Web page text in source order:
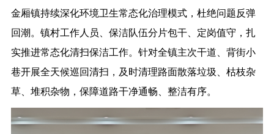
金厢镇持续深化环境卫生常态化治理模式，杜绝问题反弹
回潮。镇村工作人员、保洁队伍分片包干、定岗值守，扎
实推进常态化清扫保洁工作。针对全镇主次干道、背街小
巷开展全天候巡回清扫，及时清理路面散落垃圾、枯枝杂
草、堆积杂物，保障道路干净通畅、整洁有序。